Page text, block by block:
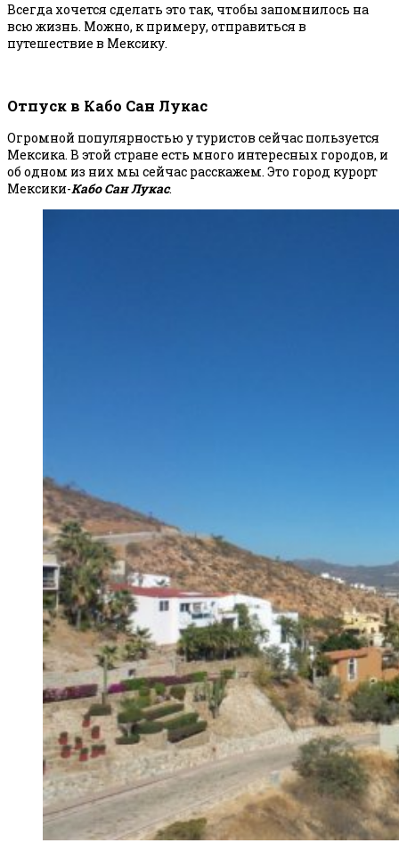
Всегда хочется сделать это так, чтобы запомнилось на
всю жизнь. Можно, к примеру, отправиться в
путешествие в Мексику.
Отпуск в Кабо Сан Лукас
Огромной популярностью у туристов сейчас пользуется
Мексика. В этой стране есть много интересных городов, и
об одном из них мы сейчас расскажем. Это город курорт
Мексики-Кабо Сан Лукас.